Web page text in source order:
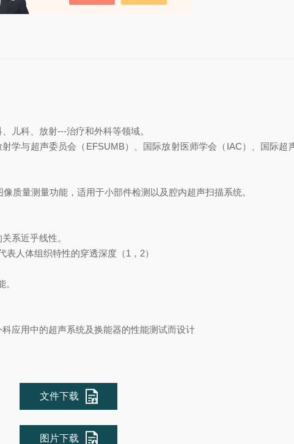
儿科、放射---治疗和外科等领域。
学与超声委员会（EFSUMB）、国际放射医师学会（IAC）、国际超
质量测量功能，适用于小部件检测以及腔内超声扫描系统。
系近乎线性。
人体组织特性的穿透深度（1，2）
应用中的超声系统及换能器的性能测试而设计
文件下载
图片下载